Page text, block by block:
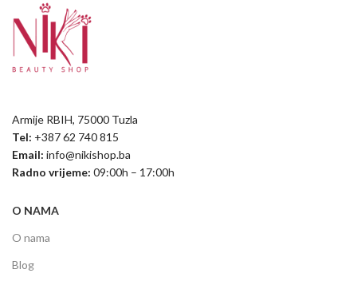
Armije RBIH, 75000 Tuzla
Tel: +387 62 740 815
Email: info@nikishop.ba
Radno vrijeme: 09:00h – 17:00h
O NAMA
O nama
Blog